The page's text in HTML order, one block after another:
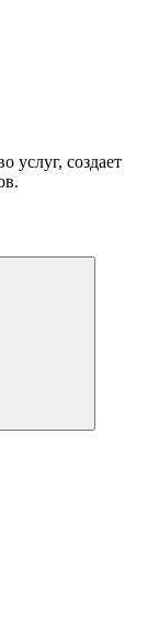
услуг, создает